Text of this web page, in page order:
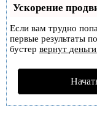
Ускорение
Если вам трудно
первые результаты
бустер вернут